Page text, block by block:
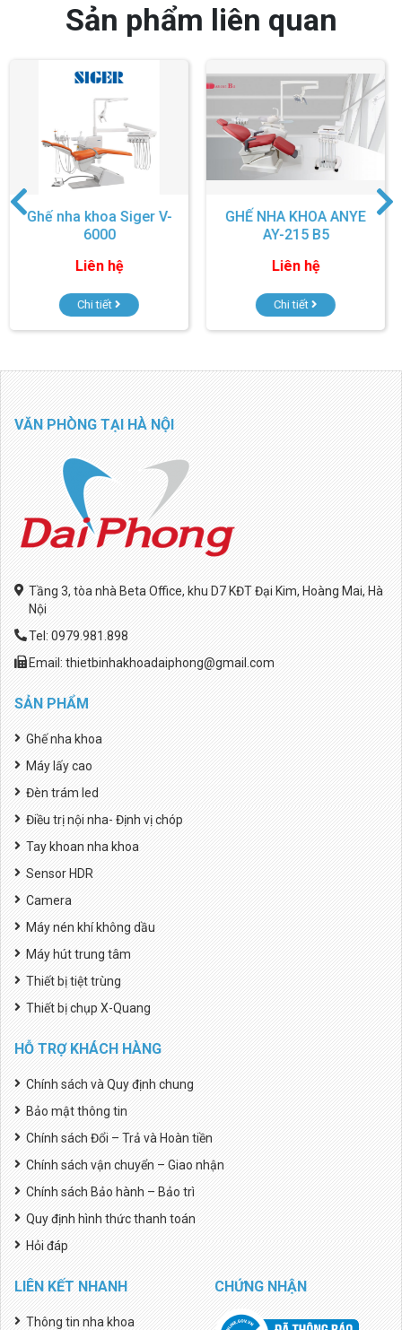
Sản phẩm liên quan
GHẾ NHA KHOA ANYE
AY-215 B5
Liên hệ
Chi tiết
GHẾ NHA KHOA ANYE
AY-215 B3
Liên hệ
Chi tiết
VĂN PHÒNG TẠI HÀ NỘI
Tầng 3, tòa nhà Beta Office, khu D7 KĐT Đại Kim, Hoàng Mai, Hà
Nội
Tel: 0979.981.898
Email: thietbinhakhoadaiphong@gmail.com
SẢN PHẨM
Ghế nha khoa
Máy lấy cao
Đèn trám led
Điều trị nội nha- Định vị chóp
Tay khoan nha khoa
Sensor HDR
Camera
Máy nén khí không dầu
Máy hút trung tâm
Thiết bị tiệt trùng
Thiết bị chụp X-Quang
HỖ TRỢ KHÁCH HÀNG
Chính sách và Quy định chung
Bảo mật thông tin
Chính sách Đổi – Trả và Hoàn tiền
Chính sách vận chuyển – Giao nhận
Chính sách Bảo hành – Bảo trì
Quy định hình thức thanh toán
Hỏi đáp
LIÊN KẾT NHANH
Thông tin nha khoa
CHỨNG NHẬN